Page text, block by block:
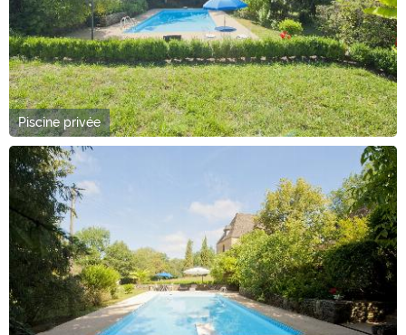
Piscine privée